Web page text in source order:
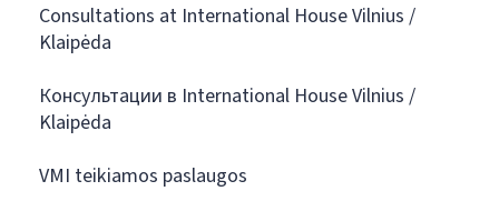
Consultations at International House Vilnius /
Klaipėda
Консультации в International House Vilnius /
Klaipėda
VMI teikiamos paslaugos